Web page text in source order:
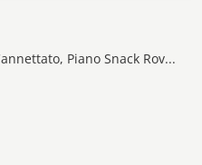
Colonne Rovere Termocotto Cannettato, Piano Snack Rovere Termocotto, Basi isole e boiserie Linea Laccato Timo Lucido, top Neolith® Black Obsession ...